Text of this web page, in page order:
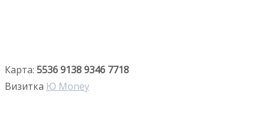
Карта: 5536 9138 9346 7718
Визитка Ю Money